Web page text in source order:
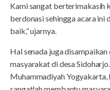
Kami sangat berterimakasih
berdonasi sehingga acara ini
baik,” ujarnya.
Hal senada juga
masyarakat di desa
Muhammadiyah